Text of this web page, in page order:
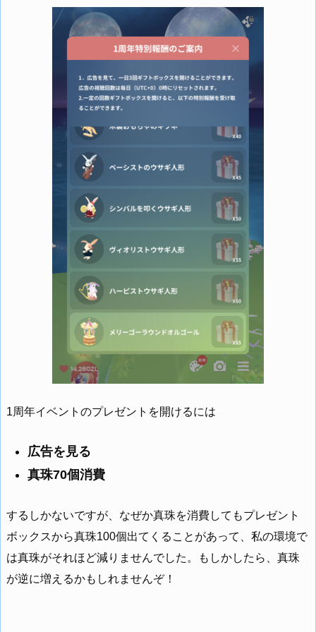
1周年イベントのプレゼントを開けるには
広告を見る
真珠70個消費
するしかないですが、なぜか真珠を消費してもプレゼント
ボックスから真珠100個出てくることがあって、私の環境で
は真珠がそれほど減りませんでした。もしかしたら、真珠
が逆に増えるかもしれませんぞ！